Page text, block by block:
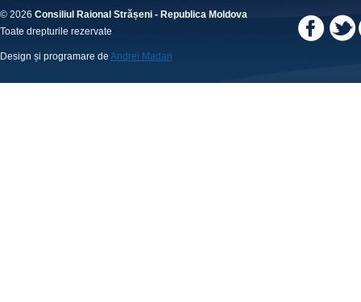
© 2026 Consiliul Raional Strășeni - Republica Moldova
Toate drepturile rezervate
Design și programare de Andrei Madan